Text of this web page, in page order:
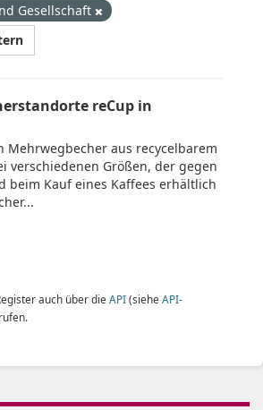
Gesellschaft
reCup in
Mehrwegbecher aus recycelbarem
verschiedenen Größen, der gegen
beim Kauf eines Kaffees erhältlich
auch über die API(siehe API-